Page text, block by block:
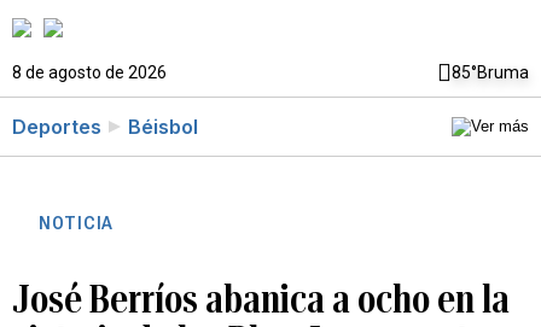
8 de agosto de 2026 85°Bruma
Deportes Béisbol
NOTICIA
José Berríos abanica a ocho en la